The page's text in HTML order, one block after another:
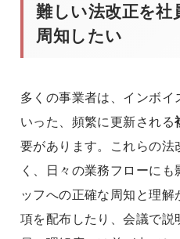
難しい法改正を社
周知したい
多くの事業者は、インボイ
いった、頻繁に更新される
要があります。これらの
く、日々の業務フローに
ッフへの正確な周知と理
項を配布したり、会議で